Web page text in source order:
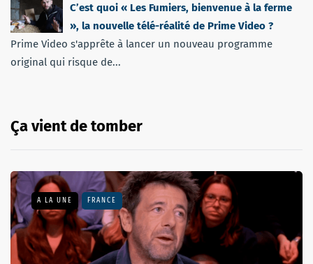
C’est quoi « Les Fumiers, bienvenue à la ferme
», la nouvelle télé-réalité de Prime Video ?
Prime Video s'apprête à lancer un nouveau programme
original qui risque de...
Ça vient de tomber
A LA UNE FRANCE